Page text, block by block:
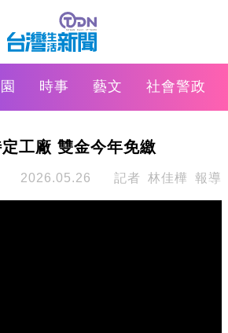
時事 藝文 社會警政
工廠 雙金今年免繳
2026.05.26 記者 林佳樺 報導